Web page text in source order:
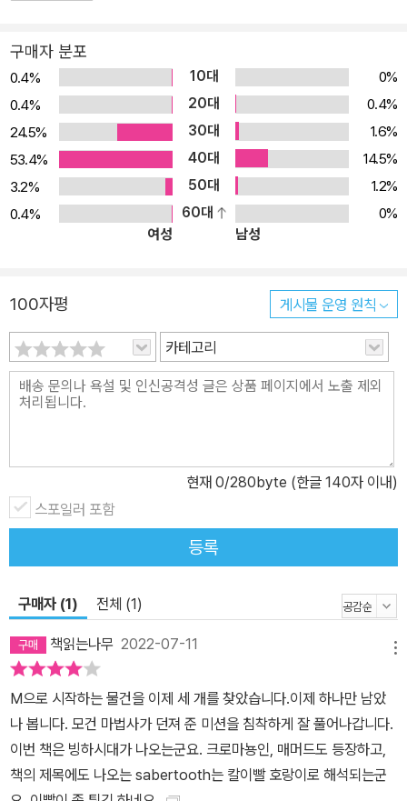
구매자 분포
0.4% 10대
0%
0.4%
20대
0.4%
24.5%
30대
1.6%
53.4%
40대
14.5%
3.2%
50대
1.2%
0.4%
60대
0%
여성
남성
100자평 게시물 운영 원칙
카테고리
현재 0/280byte (한글 140자 이내)
스포일러 포함
등록
구매자 (1) 전체 (1)
책읽는나무 2022-07-11
M으로 시작하는 물건을 이제 세 개를 찾았습니다.이제 하나만 남았
나 봅니다. 모건 마법사가 던져 준 미션을 침착하게 잘 풀어나갑니다.
이번 책은 빙하시대가 나오는군요. 크로마뇽인, 매머드도 등장하고,
책의 제목에도 나오는 sabertooth는 칼이빨 호랑이로 해석되는군